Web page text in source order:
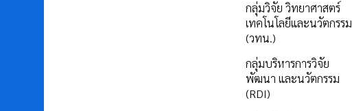
กลุ่มวิจัย วิทยาศาสตร์
เทคโนโลยีและนวัตกรรม
(วทน.)
กลุ่มบริหารการวิจัย
พัฒนา และนวัตกรรม
(RDI)